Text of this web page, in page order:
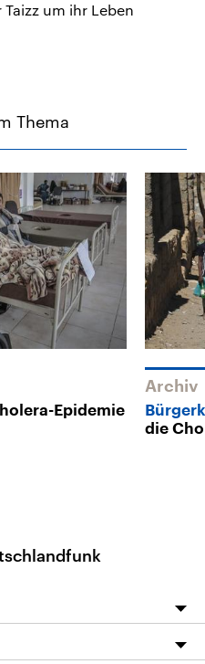
um ihr Leben
Thema
Epidemie
Archiv
die